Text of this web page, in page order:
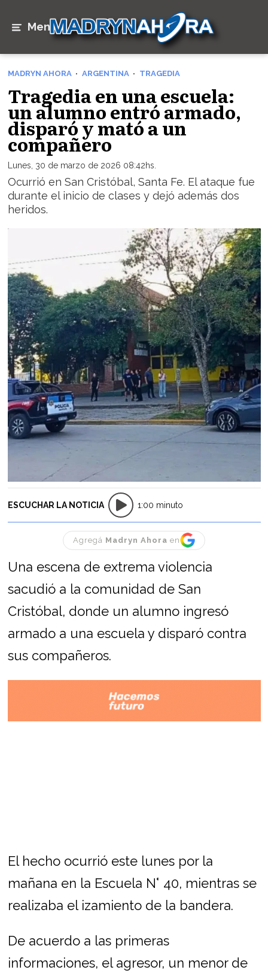
Menú
MADRYN AHORA ARGENTINA TRAGEDIA
Tragedia en una escuela:
un alumno entró armado,
disparó y mató a un
compañero
Lunes, 30 de marzo de 2026 08:42hs.
Ocurrió en San Cristóbal, Santa Fe. El ataque fue
durante el inicio de clases y dejó además dos
heridos.
ESCUCHAR LA NOTICIA 1:00 minuto
Agregá Madryn Ahora en
Una escena de extrema violencia
sacudió a la comunidad de San
Cristóbal, donde un alumno ingresó
armado a una escuela y disparó contra
sus compañeros.
El hecho ocurrió este lunes por la
mañana en la Escuela N° 40, mientras se
realizaba el izamiento de la bandera.
De acuerdo a las primeras
informaciones, el agresor, un menor de